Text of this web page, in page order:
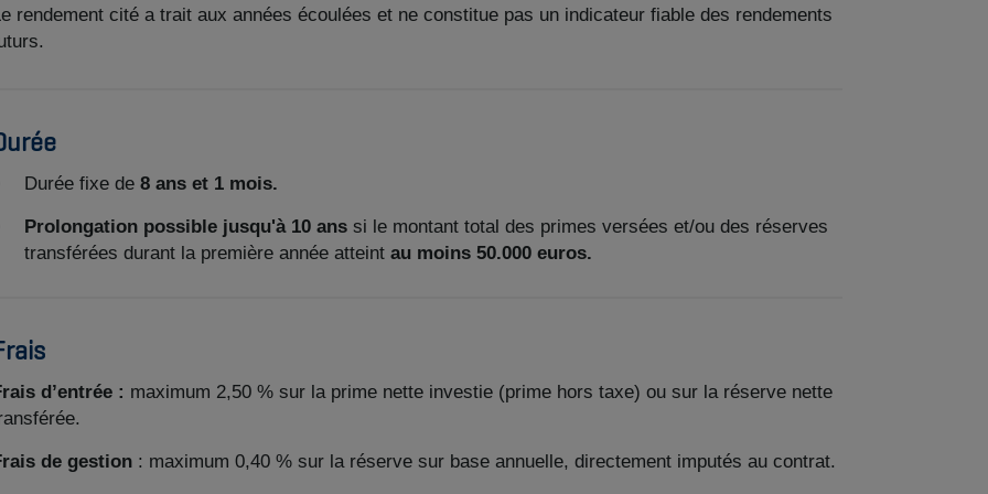
rendement cité a trait aux années écoulées et ne constitue pas un indicateur fiable des rendements
Durée fixe de 8 ans et 1 mois.
Prolongation possible jusqu'à 10 ans si le montant total des primes versées et/ou des réserves
transférées durant la première année atteint au moins 50.000 euros.
d’entrée : maximum 2,50 % sur la prime nette investie (prime hors taxe) ou sur la réserve nette
de gestion : maximum 0,40 % sur la réserve sur base annuelle, directement imputés au contrat.